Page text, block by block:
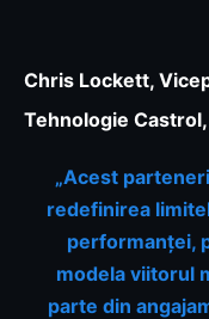
Chris Lockett,
Tehnologie
„Acest
redefinirea
performanței,
modela viitorul
parte din